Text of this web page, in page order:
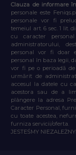
Clauza de informare
personale este
personale vor fi
temeiul art. 6 sec. 1 lit.
cu caracter
administratorului,
personal vor fi doar
personal în baza legii,
vor fi pe o perioadă
urmărit de
accesul la datele cu
acestora sau de a
plângere la adresa
Caracter Personal,
cu toate acestea,
furniza servicii/oferta.
JESTEŚMY